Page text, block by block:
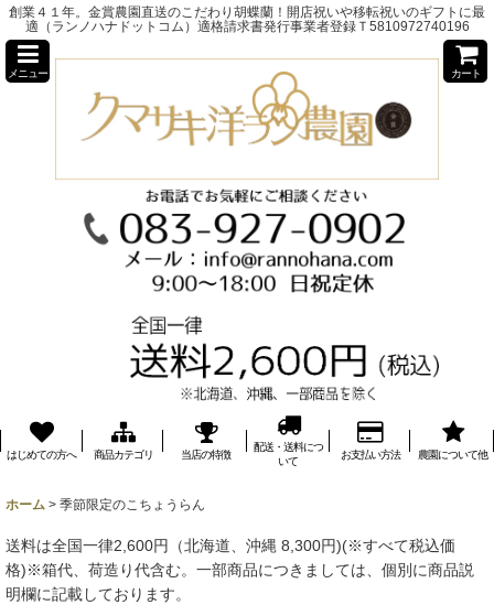
創業４１年。金賞農園直送のこだわり胡蝶蘭！開店祝いや移転祝いのギフトに最
適（ランノハナドットコム）適格請求書発行事業者登録Ｔ5810972740196
メニュー カート
はじめての方へ 商品カテゴリ 当店の特徴
配送・送料につ
いて
お支払い方法 農園について他
ホーム > 季節限定のこちょうらん
送料は全国一律2,600円（北海道、沖縄 8,300円)(※すべて税込価
格)※箱代、荷造り代含む。一部商品につきましては、個別に商品説
明欄に記載しております。